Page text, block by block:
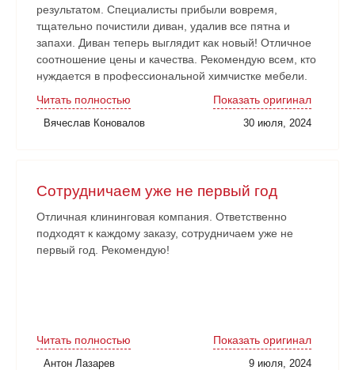
результатом. Специалисты прибыли вовремя,
тщательно почистили диван, удалив все пятна и
запахи. Диван теперь выглядит как новый! Отличное
соотношение цены и качества. Рекомендую всем, кто
нуждается в профессиональной химчистке мебели.
Читать полностью
Показать оригинал
Вячеслав Коновалов 30 июля, 2024
Сотрудничаем уже не первый год
Отличная клининговая компания. Ответственно
подходят к каждому заказу, сотрудничаем уже не
первый год. Рекомендую!
Читать полностью Показать оригинал
Антон Лазарев 9 июля, 2024